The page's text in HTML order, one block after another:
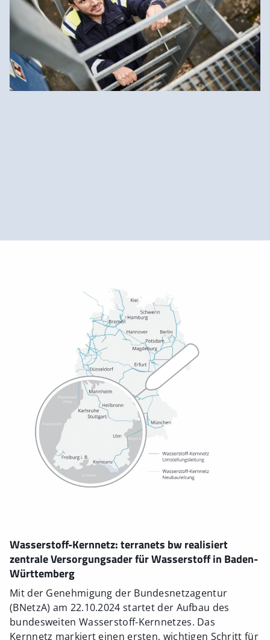
Wasserstoff-Kernnetz: terranets bw realisiert
zentrale Versorgungsader für Wasserstoff in Baden-
Württemberg
Mit der Genehmigung der Bundesnetzagentur
(BNetzA) am 22.10.2024 startet der Aufbau des
bundesweiten Wasserstoff-Kernnetzes. Das
Kernnetz markiert einen ersten, wichtigen Schritt für